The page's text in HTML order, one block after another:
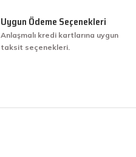
Uygun Ödeme Seçenekleri
Anlaşmalı kredi kartlarına uygun
taksit seçenekleri.